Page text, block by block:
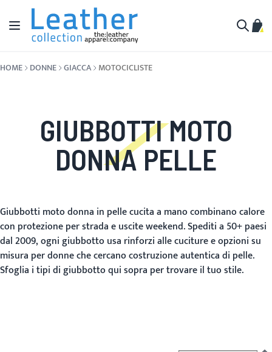
Salta al contenuto
Toggle Nav
HOME DONNE GIACCA MOTOCICLISTE
GIUBBOTTI MOTO
DONNA PELLE
Giubbotti moto donna in pelle cucita a mano combinano calore
con protezione per strada e uscite weekend. Spediti a 50+ paesi
dal 2009, ogni giubbotto usa rinforzi alle cuciture e opzioni su
misura per donne che cercano costruzione autentica di pelle.
Sfoglia i tipi di giubbotto qui sopra per trovare il tuo stile.